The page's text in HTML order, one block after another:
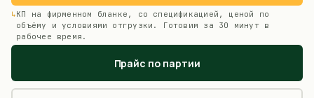
КП на фирменном бланке, со спецификацией, ценой по
объёму и условиями отгрузки. Готовим за 30 минут в
рабочее время.
Прайс по партии